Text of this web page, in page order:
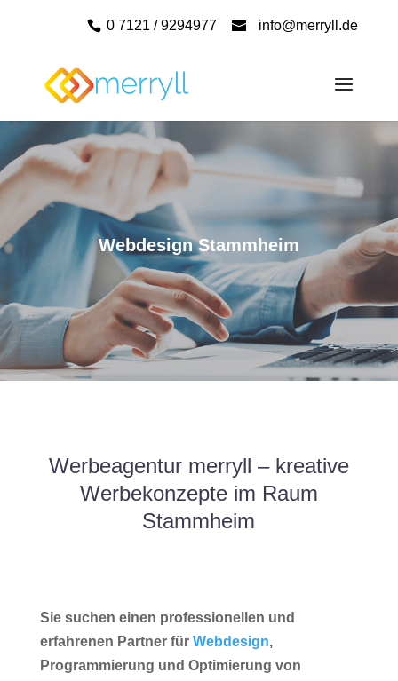
0 7121 / 9294977 info@merryll.de
Webdesign Stammheim
Werbeagentur merryll – kreative
Werbekonzepte im Raum
Stammheim
Sie suchen einen professionellen und
erfahrenen Partner für Webdesign,
Programmierung und Optimierung von